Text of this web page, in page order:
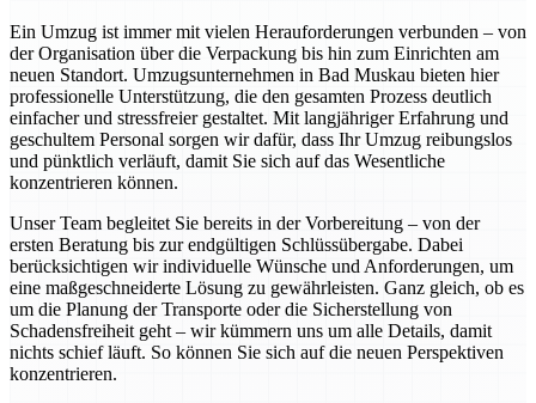
Ein Umzug ist immer mit vielen Herauforderungen verbunden – von
der Organisation über die Verpackung bis hin zum Einrichten am
neuen Standort. Umzugsunternehmen in Bad Muskau bieten hier
professionelle Unterstützung, die den gesamten Prozess deutlich
einfacher und stressfreier gestaltet. Mit langjähriger Erfahrung und
geschultem Personal sorgen wir dafür, dass Ihr Umzug reibungslos
und pünktlich verläuft, damit Sie sich auf das Wesentliche
konzentrieren können.
Unser Team begleitet Sie bereits in der Vorbereitung – von der
ersten Beratung bis zur endgültigen Schlüssübergabe. Dabei
berücksichtigen wir individuelle Wünsche und Anforderungen, um
eine maßgeschneiderte Lösung zu gewährleisten. Ganz gleich, ob es
um die Planung der Transporte oder die Sicherstellung von
Schadensfreiheit geht – wir kümmern uns um alle Details, damit
nichts schief läuft. So können Sie sich auf die neuen Perspektiven
konzentrieren.